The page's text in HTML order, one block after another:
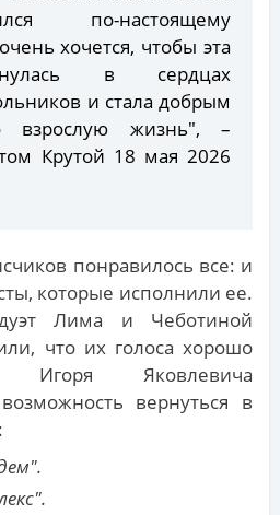
по-настоящему
хочется, чтобы эта
в сердцах
и стала добрым
взрослую жизнь", –
Крутой 18 мая 2026
понравилось все: и
которые исполнили ее.
Лима и Чеботиной
что их голоса хорошо
Игоря Яковлевича
вернуться в